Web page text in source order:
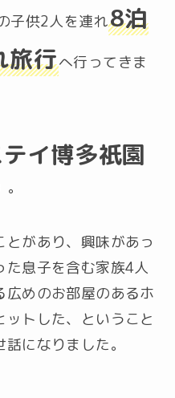
子供2人を連れ8泊
旅行へ行ってきま
イ博多祇園
があり、興味があっ
た息子を含む家族4人
めのお部屋のあるホ
トした、ということ
になりました。